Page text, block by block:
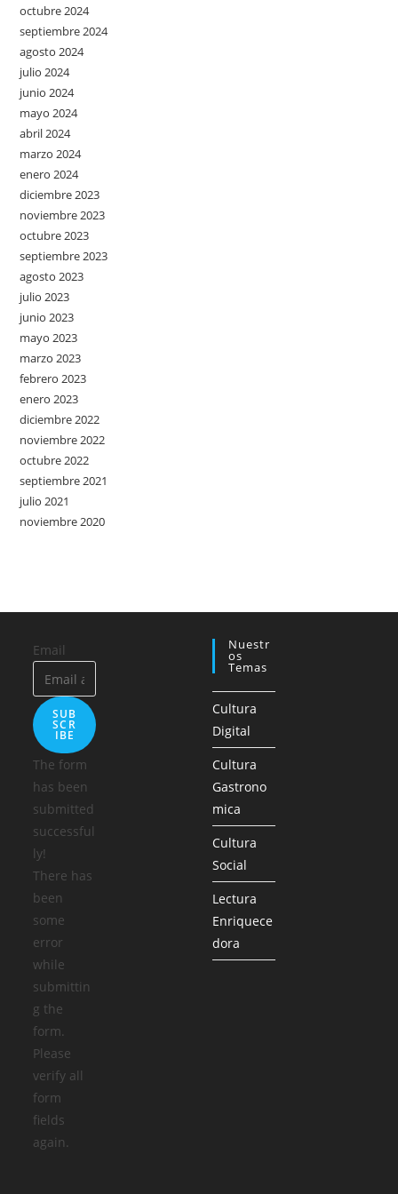
octubre 2024
septiembre 2024
agosto 2024
julio 2024
junio 2024
mayo 2024
abril 2024
marzo 2024
enero 2024
diciembre 2023
noviembre 2023
octubre 2023
septiembre 2023
agosto 2023
julio 2023
junio 2023
mayo 2023
marzo 2023
febrero 2023
enero 2023
diciembre 2022
noviembre 2022
octubre 2022
septiembre 2021
julio 2021
noviembre 2020
Email
SUB
SCR
IBE
The form
has been
submitted
successful
ly!
There has
been
some
error
while
submittin
g the
form.
Please
verify all
form
fields
again.
Nuestr
Os
Temas
Cultura
Digital
Cultura
Gastrono
mica
Cultura
Social
Lectura
Enriquece
dora